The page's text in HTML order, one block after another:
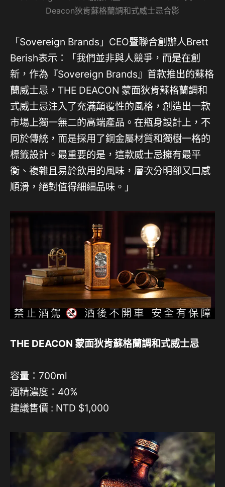
Deacon狄肯蘇格蘭調和式威士忌合影
「Sovereign Brands」CEO暨聯合創辦人Brett
Berish表示：「我們並非與人競爭，而是在創
新，作為『Sovereign Brands』首款推出的蘇格
蘭威士忌，THE DEACON 蒙面狄肯蘇格蘭調和
式威士忌注入了充滿顛覆性的風格，創造出一款
市場上獨一無二的高端產品。在瓶身設計上，不
同於傳統，而是採用了銅金屬材質和獨樹一格的
標籤設計。最重要的是，這款威士忌擁有最平
衡、複雜且易於飲用的風味，層次分明卻又口感
順滑，絕對值得細細品味。」
THE DEACON 蒙面狄肯蘇格蘭調和式威士忌
容量：700ml
酒精濃度：40%
建議售價 : NTD $1,000